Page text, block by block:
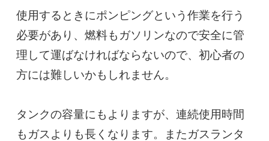
使用するときにポンピングという作業を行う
必要があり、燃料もガソリンなので安全に管
理して運ばなければならないので、初心者の
方には難しいかもしれません。
タンクの容量にもよりますが、連続使用時間
もガスよりも長くなります。またガスランタ